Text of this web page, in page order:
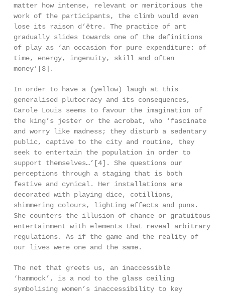
matter how intense, relevant or meritorious the
work of the participants, the climb would even
lose its raison d’être. The practice of art
gradually slides towards one of the definitions
of play as ‘an occasion for pure expenditure: of
time, energy, ingenuity, skill and often
money’[3].
In order to have a (yellow) laugh at this
generalised plutocracy and its consequences,
Carole Louis seems to favour the imagination of
the king’s jester or the acrobat, who ‘fascinate
and worry like madness; they disturb a sedentary
public, captive to the city and routine, they
seek to entertain the population in order to
support themselves…’[4]. She questions our
perceptions through a staging that is both
festive and cynical. Her installations are
decorated with playing dice, cotillions,
shimmering colours, lighting effects and puns.
She counters the illusion of chance or gratuitous
entertainment with elements that reveal arbitrary
regulations. As if the game and the reality of
our lives were one and the same.
The net that greets us, an inaccessible
‘hammock’, is a nod to the glass ceiling
symbolising women’s inaccessibility to key